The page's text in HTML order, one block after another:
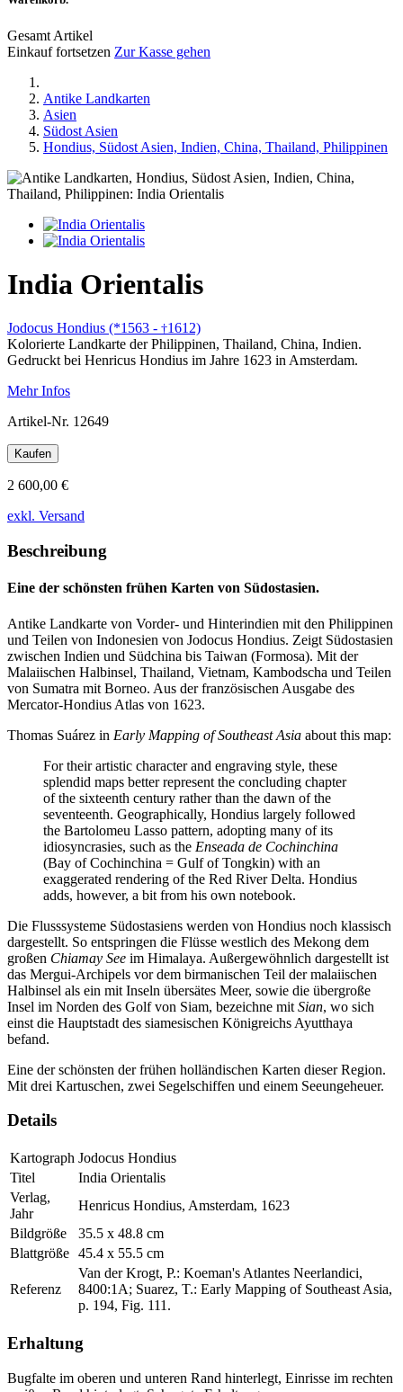
Gesamt Artikel
Einkauf fortsetzen Zur Kasse gehen
Antike Landkarten
Asien
Südost Asien
Hondius, Südost Asien, Indien, China, Thailand, Philippinen
India Orientalis
Jodocus Hondius (*1563 - †1612)
Kolorierte Landkarte der Philippinen, Thailand, China, Indien.
Gedruckt bei Henricus Hondius im Jahre 1623 in Amsterdam.
Mehr Infos
Artikel-Nr. 12649
Kaufen
2 600,00 €
exkl. Versand
Beschreibung
Eine der schönsten frühen Karten von Südostasien.
Antike Landkarte von Vorder- und Hinterindien mit den Philippinen
und Teilen von Indonesien von Jodocus Hondius. Zeigt Südostasien
zwischen Indien und Südchina bis Taiwan (Formosa). Mit der
Malaiischen Halbinsel, Thailand, Vietnam, Kambodscha und Teilen
von Sumatra mit Borneo. Aus der französischen Ausgabe des
Mercator-Hondius Atlas von 1623.
Thomas Suárez in Early Mapping of Southeast Asia about this map:
For their artistic character and engraving style, these
splendid maps better represent the concluding chapter
of the sixteenth century rather than the dawn of the
seventeenth. Geographically, Hondius largely followed
the Bartolomeu Lasso pattern, adopting many of its
idiosyncrasies, such as the Enseada de Cochinchina
(Bay of Cochinchina = Gulf of Tongkin) with an
exaggerated rendering of the Red River Delta. Hondius
adds, however, a bit from his own notebook.
Die Flusssysteme Südostasiens werden von Hondius noch klassisch
dargestellt. So entspringen die Flüsse westlich des Mekong dem
großen Chiamay See im Himalaya. Außergewöhnlich dargestellt ist
das Mergui-Archipels vor dem birmanischen Teil der malaiischen
Halbinsel als ein mit Inseln übersätes Meer, sowie die übergroße
Insel im Norden des Golf von Siam, bezeichne mit Sian, wo sich
einst die Hauptstadt des siamesischen Königreichs Ayutthaya
befand.
Eine der schönsten der frühen holländischen Karten dieser Region.
Mit drei Kartuschen, zwei Segelschiffen und einem Seeungeheuer.
Details
Kartograph Jodocus Hondius
Titel
India Orientalis
Verlag,
Jahr
Henricus Hondius, Amsterdam, 1623
Bildgröße
35.5 x 48.8 cm
Blattgröße 45.4 x 55.5 cm
Referenz
Van der Krogt, P.: Koeman's Atlantes Neerlandici,
8400:1A; Suarez, T.: Early Mapping of Southeast Asia,
p. 194, Fig. 111.
Erhaltung
Bugfalte im oberen und unteren Rand hinterlegt, Einrisse im rechten